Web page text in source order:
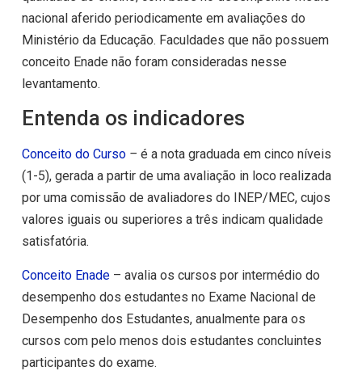
nacional aferido periodicamente em avaliações do
Ministério da Educação. Faculdades que não possuem
conceito Enade não foram consideradas nesse
levantamento.
Entenda os indicadores
Conceito doCurso– é a nota graduada em cinco níveis
(1-5), gerada a partir de uma avaliação in loco realizada
por uma comissão de avaliadores do INEP/MEC, cujos
valores iguais ou superiores a três indicam qualidade
satisfatória.
Conceito Enade– avalia os cursos por intermédio do
desempenho dos estudantes no Exame Nacional de
Desempenho dos Estudantes, anualmente para os
cursos com pelo menos dois estudantes concluintes
participantes do exame.